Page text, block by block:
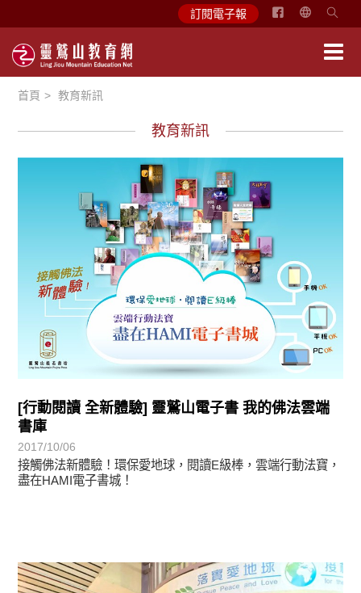
訂閱電子報
简
首頁 教育新訊
教育新訊
[行動閱讀 全新體驗] 靈鷲山電子書 我的佛法雲端
書庫
2017/10/06
接觸佛法新體驗！環保愛地球，閱讀E級棒，雲端行動法寶，
盡在HAMI電子書城！
學習分享